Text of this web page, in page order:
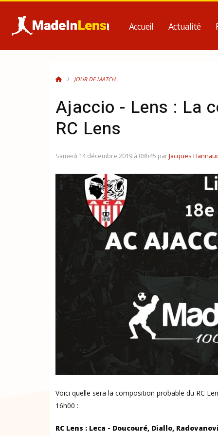
Accueil Actualité
JOUR DE MATCH
Ajaccio - Lens : La
RC Lens
Voici quelle sera la composition probable du RC
16h00 :
RC Lens : Leca - Doucouré, Diallo,
Samedi 14 décembre 2019 à 08h45 parJacques